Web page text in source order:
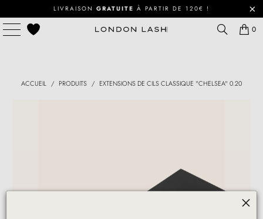
LIVRAISON GRATUITE À PARTIR DE 120€ !
ABONNEMENT COLLE – ÉCONOMISEZ 20 %
0
ACCUEIL / PRODUITS / EXTENSIONS DE CILS CLASSIQUE "CHELSEA" 0.20